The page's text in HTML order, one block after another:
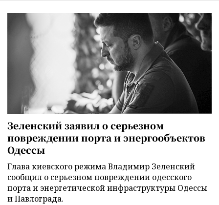
Зеленский заявил о серьезном
повреждении порта и энергообъектов
Одессы
Глава киевского режима Владимир Зеленский
сообщил о серьезном повреждении одесского
порта и энергетической инфраструктуры Одессы
и Павлограда.